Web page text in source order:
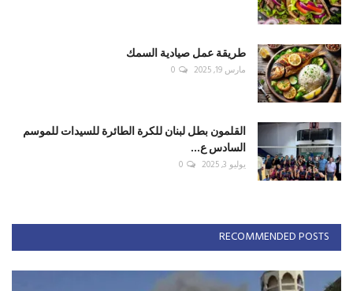
طريقة عمل صيادية السمك
مارس 19, 2025 0
القلمون بطل لبنان للكرة الطائرة للسيدات للموسم
السادس ع...
يوليو 3, 2025 0
RECOMMENDED POSTS